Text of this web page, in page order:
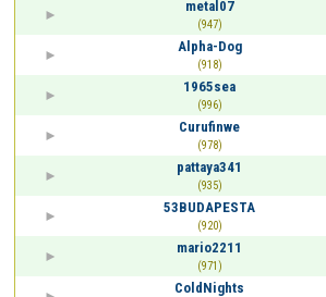
metal07
(947)
Alpha-Dog
(918)
1965sea
(996)
Curufinwe
(978)
pattaya341
(935)
53BUDAPESTA
(920)
mario2211
(971)
ColdNights